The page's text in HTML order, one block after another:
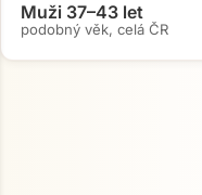
Muži 37–43 let
podobný věk, celá ČR